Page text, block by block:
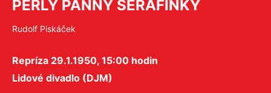
PERLY PANNY SERAFINKY
Rudolf Piskáček
Repríza 29.1.1950, 15:00 hodin
Lidové divadlo (DJM)